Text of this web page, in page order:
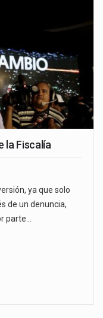
la Fiscalía
ya que solo
de un denuncia,
parte…